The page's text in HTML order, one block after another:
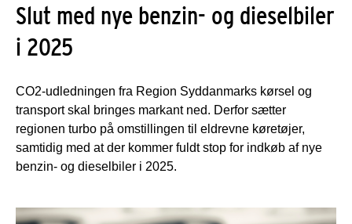
Slut med nye benzin- og dieselbiler
i 2025
CO2-udledningen fra Region Syddanmarks kørsel og
transport skal bringes markant ned. Derfor sætter
regionen turbo på omstillingen til eldrevne køretøjer,
samtidig med at der kommer fuldt stop for indkøb af nye
benzin- og dieselbiler i 2025.